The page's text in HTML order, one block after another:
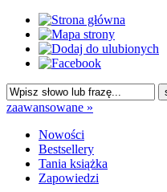
zaawansowane »
Nowości
Bestsellery
Tania książka
Zapowiedzi